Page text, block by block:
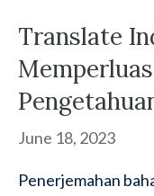
Translate
June 18, 2023
Penerjemahan